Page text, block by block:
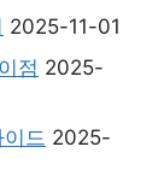
2025-11-01
점 2025-
드 2025-